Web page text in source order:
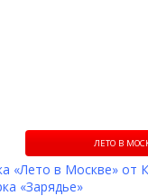
ЛЕТО В
«Лето в Москве» от
«Зарядье»